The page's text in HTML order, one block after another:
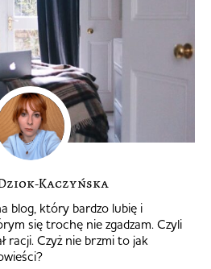
Kaczyńska
blog, który bardzo lubię i
się trochę nie zgadzam. Czyli
racji. Czyż nie brzmi to jak